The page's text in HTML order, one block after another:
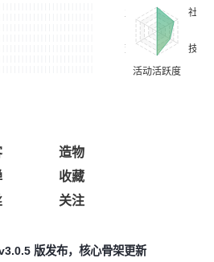
造物
收藏
关注
版发布，核心骨架更新